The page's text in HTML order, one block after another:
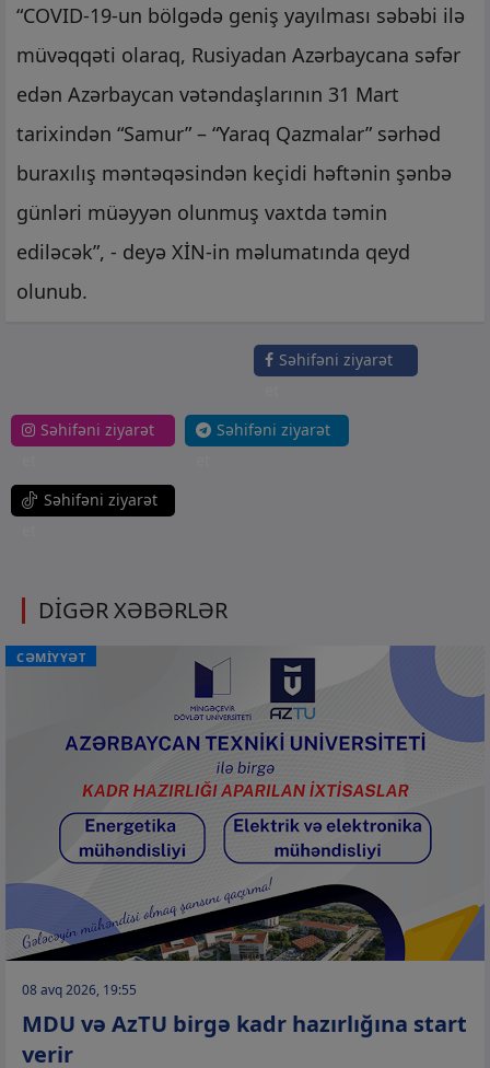
“COVID-19-un bölgədə geniş yayılması səbəbi ilə
müvəqqəti olaraq, Rusiyadan Azərbaycana səfər
edən Azərbaycan vətəndaşlarının 31 Mart
tarixindən “Samur” – “Yaraq Qazmalar” sərhəd
buraxılış məntəqəsindən keçidi həftənin şənbə
günləri müəyyən olunmuş vaxtda təmin
ediləcək”, - deyə XİN-in məlumatında qeyd
olunub.
Səhifəni ziyarət
Səhifəni ziyarət
Səhifəni ziyarət
Səhifəni ziyarət
DİGƏR XƏBƏRLƏR
CƏMİYYƏT
08 avq 2026, 19:55
MDU və AzTU birgə kadr hazırlığına start
verir